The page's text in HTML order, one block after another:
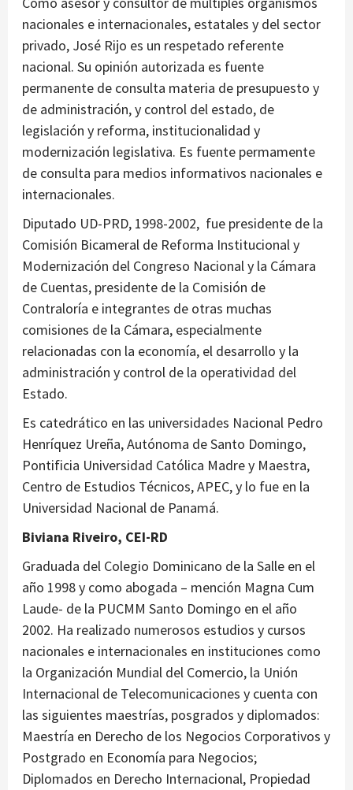
nacionales e internacionales, estatales y del sector
privado, José Rijo es un respetado referente
nacional. Su opinión autorizada es fuente
permanente de consulta materia de presupuesto y
de administración, y control del estado, de
legislación y reforma, institucionalidad y
modernización legislativa. Es fuente permamente
de consulta para medios informativos nacionales e
internacionales.
Diputado UD-PRD, 1998-2002, fue presidente de la
Comisión Bicameral de Reforma Institucional y
Modernización del Congreso Nacional y la Cámara
de Cuentas, presidente de la Comisión de
Contraloría e integrantes de otras muchas
comisiones de la Cámara, especialmente
relacionadas con la economía, el desarrollo y la
administración y control de la operatividad del
Estado.
Es catedrático en las universidades Nacional Pedro
Henríquez Ureña, Autónoma de Santo Domingo,
Pontificia Universidad Católica Madre y Maestra,
Centro de Estudios Técnicos, APEC, y lo fue en la
Universidad Nacional de Panamá.
Biviana Riveiro, CEI-RD
Graduada del Colegio Dominicano de la Salle en el
año 1998 y como abogada – mención Magna Cum
Laude- de la PUCMM Santo Domingo en el año
2002. Ha realizado numerosos estudios y cursos
nacionales e internacionales en instituciones como
la Organización Mundial del Comercio, la Unión
Internacional de Telecomunicaciones y cuenta con
las siguientes maestrías, posgrados y diplomados:
Maestría en Derecho de los Negocios Corporativos y
Postgrado en Economía para Negocios;
Diplomados en Derecho Internacional, Propiedad